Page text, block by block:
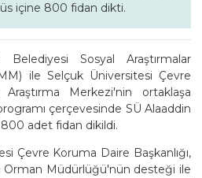
içine 800 fidan dikti.
Belediyesi Sosyal Araştırmalar
ile Selçuk Üniversitesi Çevre
Merkezi'nin ortaklaşa
çerçevesinde SÜ Alaaddin
adet fidan dikildi.
Çevre Koruma Daire Başkanlığı,
Orman Müdürlüğü'nün desteği ile